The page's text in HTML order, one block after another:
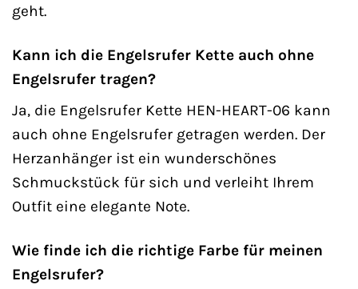
geht.
Kann ich die Engelsrufer Kette auch ohne
Engelsrufer tragen?
Ja, die Engelsrufer Kette HEN-HEART-06 kann
auch ohne Engelsrufer getragen werden. Der
Herzanhänger ist ein wunderschönes
Schmuckstück für sich und verleiht Ihrem
Outfit eine elegante Note.
Wie finde ich die richtige Farbe für meinen
Engelsrufer?